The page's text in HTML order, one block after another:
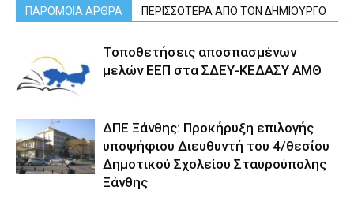
ΠΑΡΟΜΟΙΑ ΑΡΘΡΑ ΠΕΡΙΣΣΟΤΕΡΑ ΑΠΟ ΤΟΝ ΔΗΜΙΟΥΡΓΟ
Τοποθετήσεις αποσπασμένων
μελών ΕΕΠ στα ΣΔΕΥ-ΚΕΔΑΣΥ ΑΜΘ
ΔΠΕ Ξάνθης: Προκήρυξη επιλογής
υποψήφιου Διευθυντή του 4/θεσίου
Δημοτικού Σχολείου Σταυρούπολης
Ξάνθης